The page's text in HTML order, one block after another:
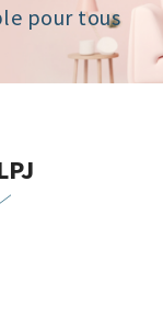
pour tous